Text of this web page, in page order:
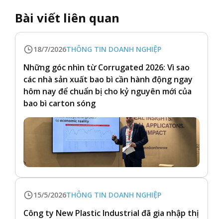
Bài viết liên quan
18/7/2026THÔNG TIN DOANH NGHIỆP
Những góc nhìn từ Corrugated 2026: Vì sao
các nhà sản xuất bao bì cần hành động ngay
hôm nay để chuẩn bị cho kỷ nguyên mới của
bao bì carton sóng
15/5/2026THÔNG TIN DOANH NGHIỆP
Công ty New Plastic Industrial đã gia nhập thị